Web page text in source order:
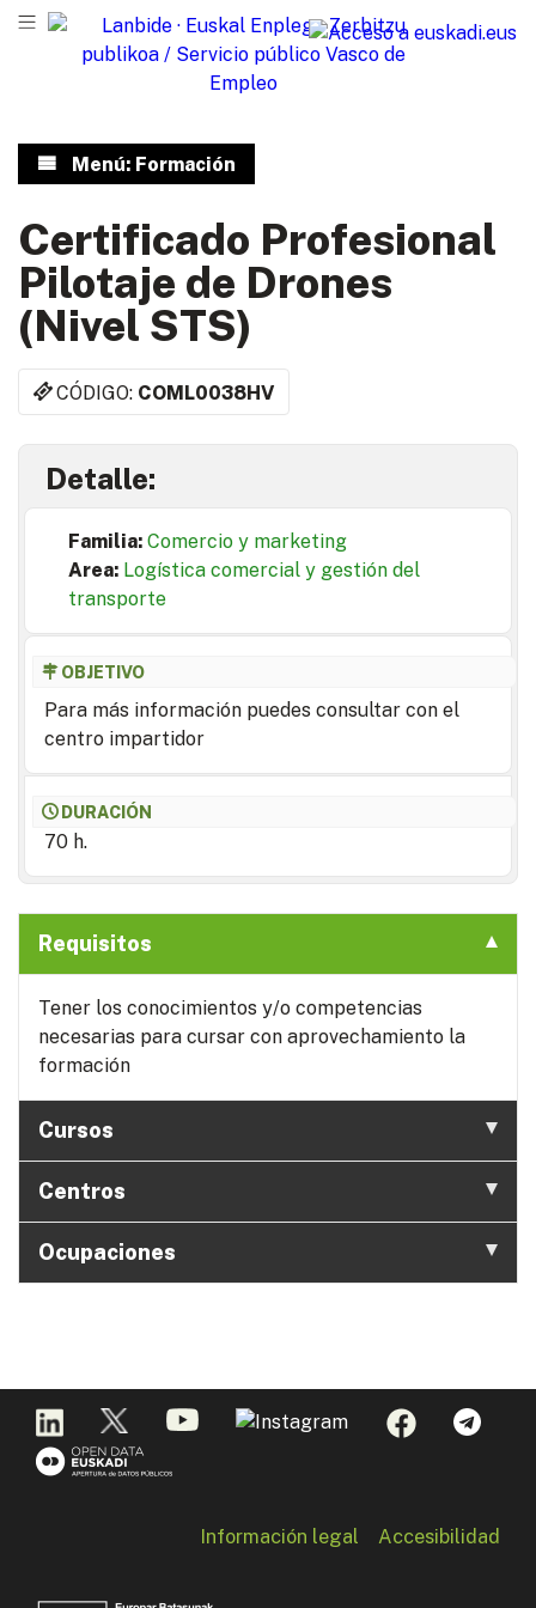
Menú: Formación
Certificado Profesional
Pilotaje de Drones
(Nivel STS)
CÓDIGO: COML0038HV
Detalle:
Familia: Comercio y marketing
Area: Logística comercial y gestión del
transporte
OBJETIVO
Para más información puedes consultar con el
centro impartidor
DURACIÓN
70 h.
Requisitos
Tener los conocimientos y/o competencias
necesarias para cursar con aprovechamiento la
formación
Cursos
Centros
Ocupaciones
Información legal Accesibilidad